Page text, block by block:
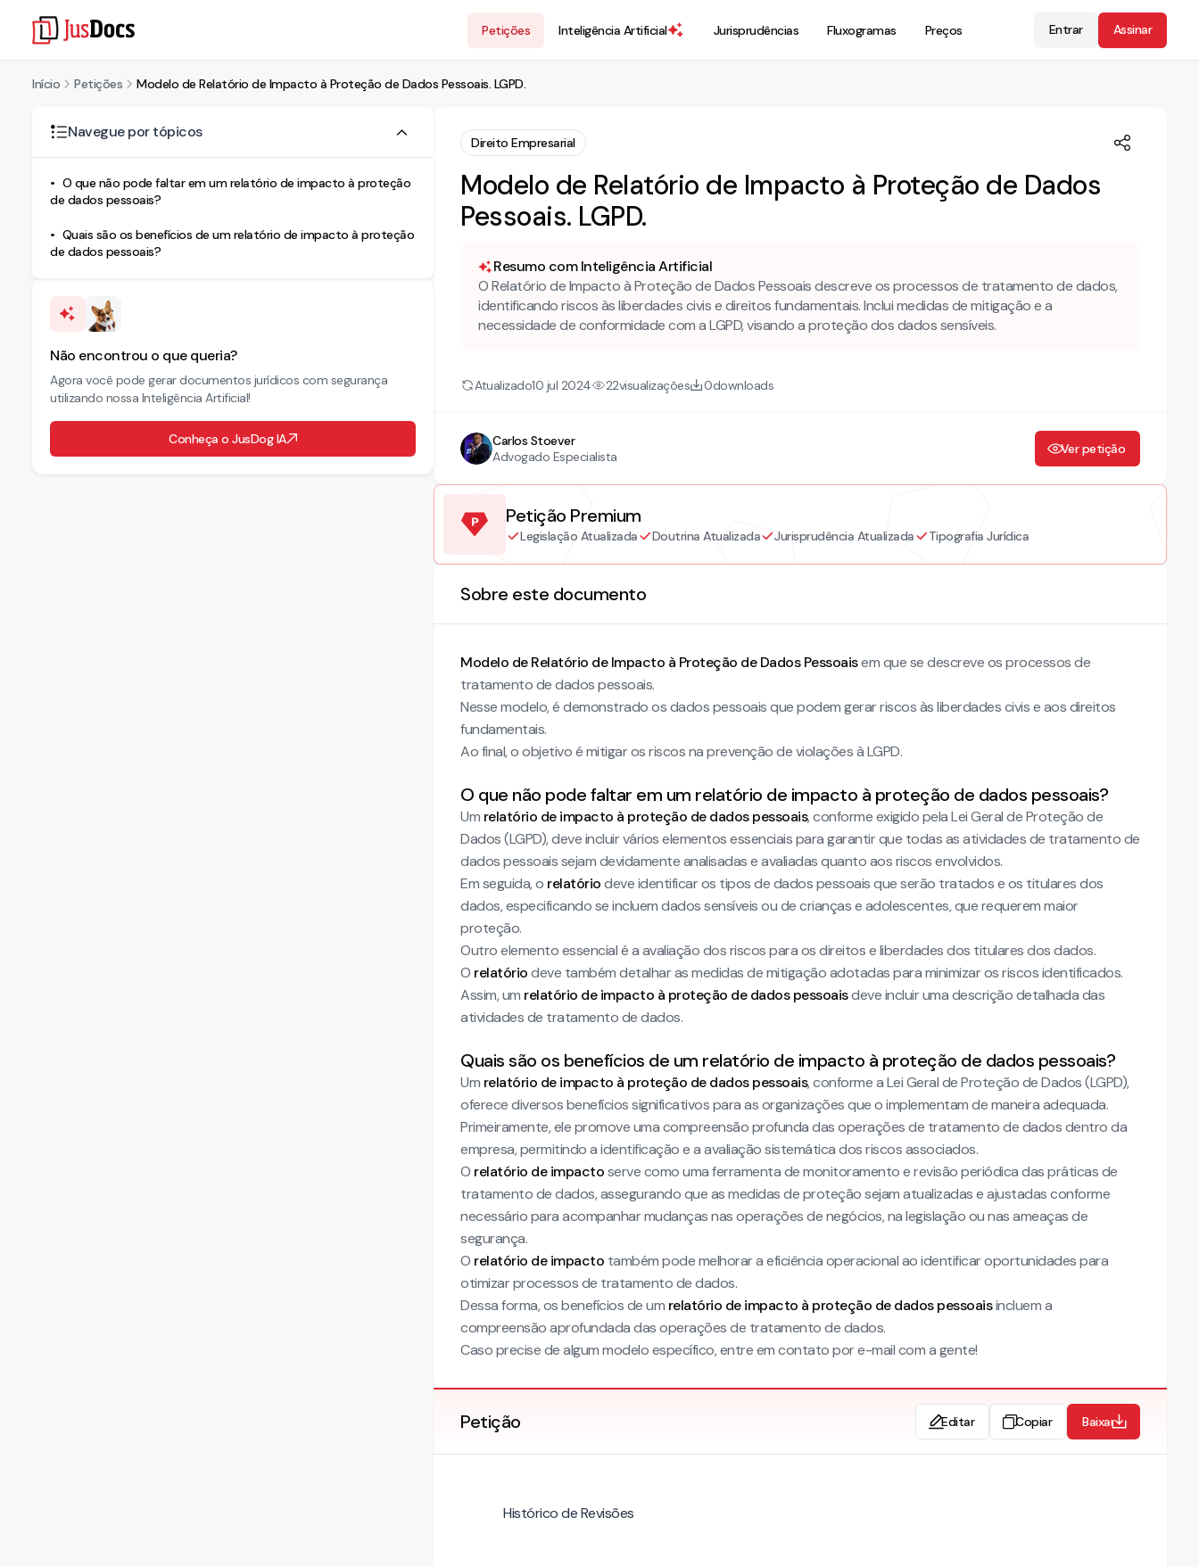
Petições Inteligência Artificial Jurisprudências Fluxogramas Preços Entrar Assinar
Início Petições Modelo de Relatório de Impacto à Proteção de Dados Pessoais. LGPD.
Navegue por tópicos
O que não pode faltar em um relatório de impacto à proteção
de dados pessoais?
Quais são os benefícios de um relatório de impacto à proteção
de dados pessoais?
Não encontrou o que queria?
Agora você pode gerar documentos jurídicos com segurança
utilizando nossa Inteligência Artificial!
Conheça o JusDog IA
Direito Empresarial
Modelo de Relatório de Impacto à Proteção de Dados
Pessoais. LGPD.
Resumo com Inteligência Artificial
O Relatório de Impacto à Proteção de Dados Pessoais descreve os processos de tratamento de dados,
identificando riscos às liberdades civis e direitos fundamentais. Inclui medidas de mitigação e a
necessidade de conformidade com a LGPD, visando a proteção dos dados sensíveis.
Atualizado10 jul 2024 22visualizações 0downloads
Carlos Stoever
Advogado Especialista
Ver petição
Petição Premium
Legislação Atualizada Doutrina Atualizada Jurisprudência Atualizada Tipografia Jurídica
Sobre este documento
Modelo de Relatório de Impacto à Proteção de Dados Pessoaisem que se descreve os processos de
tratamento de dados pessoais.
Nesse modelo, é demonstrado os dados pessoais que podem gerar riscos às liberdades civis e aos direitos
fundamentais.
Ao final, o objetivo é mitigar os riscos na prevenção de violações à LGPD.
O que não pode faltar em um relatório de impacto à proteção de dados pessoais?
Um relatório de impacto à proteção de dados pessoais, conforme exigido pela Lei Geral de Proteção de
Dados (LGPD), deve incluir vários elementos essenciais para garantir que todas as atividades de tratamento de
dados pessoais sejam devidamente analisadas e avaliadas quanto aos riscos envolvidos.
Em seguida, o relatóriodeve identificar os tipos de dados pessoais que serão tratados e os titulares dos
dados, especificando se incluem dados sensíveis ou de crianças e adolescentes, que requerem maior
proteção.
Outro elemento essencial é a avaliação dos riscos para os direitos e liberdades dos titulares dos dados.
O relatóriodeve também detalhar as medidas de mitigação adotadas para minimizar os riscos identificados.
Assim, um relatório de impacto à proteção de dados pessoaisdeve incluir uma descrição detalhada das
atividades de tratamento de dados.
Quais são os benefícios de um relatório de impacto à proteção de dados pessoais?
Um relatório de impacto à proteção de dados pessoais, conforme a Lei Geral de Proteção de Dados (LGPD),
oferece diversos benefícios significativos para as organizações que o implementam de maneira adequada.
Primeiramente, ele promove uma compreensão profunda das operações de tratamento de dados dentro da
empresa, permitindo a identificação e a avaliação sistemática dos riscos associados.
O relatório de impactoserve como uma ferramenta de monitoramento e revisão periódica das práticas de
tratamento de dados, assegurando que as medidas de proteção sejam atualizadas e ajustadas conforme
necessário para acompanhar mudanças nas operações de negócios, na legislação ou nas ameaças de
segurança.
O relatório de impacto também pode melhorar a eficiência operacional ao identificar oportunidades para
otimizar processos de tratamento de dados.
Dessa forma, os benefícios de um relatório de impacto à proteção de dados pessoaisincluem a
compreensão aprofundada das operações de tratamento de dados.
Caso precise de algum modelo específico, entre em contato por e-mail com a gente!
Petição Editar Copiar Baixar
Histórico de Revisões